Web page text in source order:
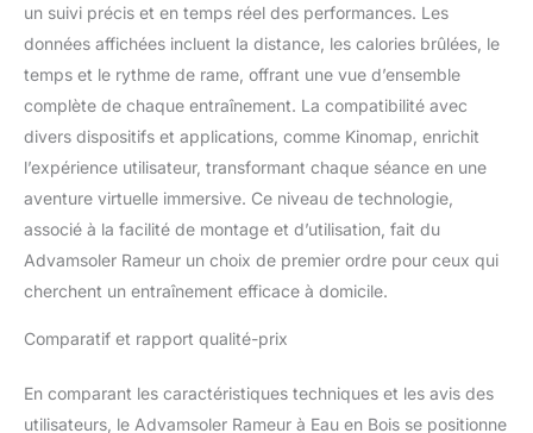
un suivi précis et en temps réel des performances. Les
données affichées incluent la distance, les calories brûlées, le
temps et le rythme de rame, offrant une vue d’ensemble
complète de chaque entraînement. La compatibilité avec
divers dispositifs et applications, comme Kinomap, enrichit
l’expérience utilisateur, transformant chaque séance en une
aventure virtuelle immersive. Ce niveau de technologie,
associé à la facilité de montage et d’utilisation, fait du
Advamsoler Rameur un choix de premier ordre pour ceux qui
cherchent un entraînement efficace à domicile.
Comparatif et rapport qualité-prix
En comparant les caractéristiques techniques et les avis des
utilisateurs, le Advamsoler Rameur à Eau en Bois se positionne